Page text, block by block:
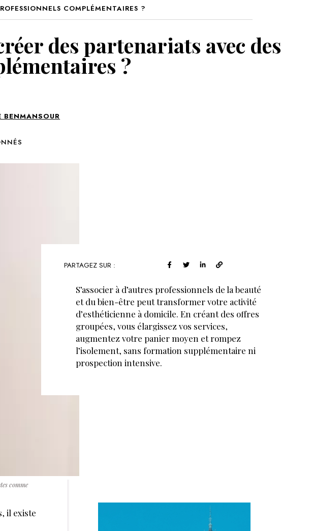
VOIR MON PANIER
COMPLÉMENTAIRES ?
des partenariats avec des
?
BENMANSOUR
PARTAGEZ SUR :
S’associer à d’autres professionnels de la beauté
et du bien-être peut transformer votre activité
d’esthéticienne à domicile. En créant des offres
groupées, vous élargissez vos services,
augmentez votre panier moyen et rompez
l’isolement, sans formation supplémentaire ni
prospection intensive.
comme
il existe